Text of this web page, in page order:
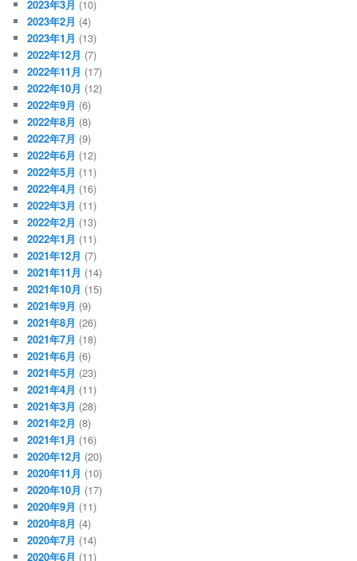
2023年3月 (10)
2023年2月 (4)
2023年1月 (13)
2022年12月 (7)
2022年11月 (17)
2022年10月 (12)
2022年9月 (6)
2022年8月 (8)
2022年7月 (9)
2022年6月 (12)
2022年5月 (11)
2022年4月 (16)
2022年3月 (11)
2022年2月 (13)
2022年1月 (11)
2021年12月 (7)
2021年11月 (14)
2021年10月 (15)
2021年9月 (9)
2021年8月 (26)
2021年7月 (18)
2021年6月 (6)
2021年5月 (23)
2021年4月 (11)
2021年3月 (28)
2021年2月 (8)
2021年1月 (16)
2020年12月 (20)
2020年11月 (10)
2020年10月 (17)
2020年9月 (11)
2020年8月 (4)
2020年7月 (14)
2020年6月 (11)